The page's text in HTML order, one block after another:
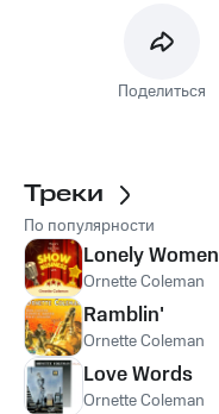
Поделиться
Треки
По популярности
Lonely Women
Ornette Coleman
Ramblin'
Ornette Coleman
Love Words
Ornette Coleman